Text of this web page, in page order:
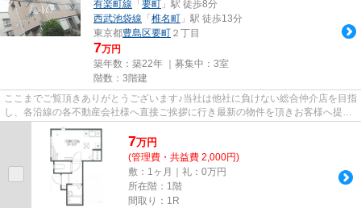
有楽町線 「 要町 」駅 徒歩8分
西武池袋線 「 椎名町 」駅 徒歩13分
東京都豊島区要町 ２丁目
7万円
築年数：築22年 ｜募集中： 3室
階数：3階建
ここまでご覧頂きありがとうございます♪当社は他社に負けない総合仲介店を目指
し、各沿線の各不動産会社様へ直接ご挨拶に行き最新の物件を頂きお客様へ提供
しております！最新の情報は...
7万円
(管理費・共益費 2,000円)
敷：1ヶ月｜礼：0万円
所在階：1階
間取り：1R